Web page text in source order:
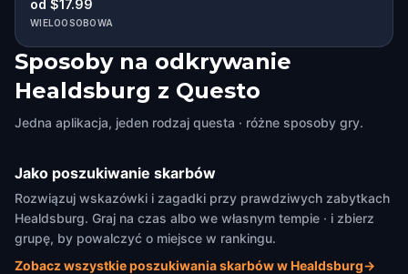
od $17.99
WIELOOSOBOWA
Sposoby na odkrywanie
Healdsburg z Questo
Jedna aplikacja, jeden rodzaj questa · różne sposoby gry.
Jako poszukiwanie skarbów
Rozwiązuj wskazówki i zagadki przy prawdziwych zabytkach
Healdsburg. Graj na czas albo we własnym tempie · i zbierz
grupę, by powalczyć o miejsce w rankingu.
Zobacz wszystkie poszukiwania skarbów w Healdsburg→